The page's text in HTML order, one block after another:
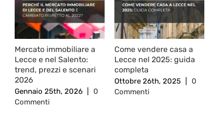
Mercato immobiliare a
Lecce e nel Salento:
trend, prezzi e scenari
2026
Gennaio 25th, 2026
0
Commenti
Come vendere casa a
Lecce nel 2025: guida
completa
Ottobre 26th, 2025
0
Commenti